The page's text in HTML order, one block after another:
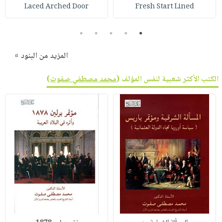
Fresh Start Lined
Laced Arched Door
1
2
3
4
5
المزيد من البنود »
الكتب الأكثر شعبية لنفس المؤلف (محمد مصطفي صفوت)